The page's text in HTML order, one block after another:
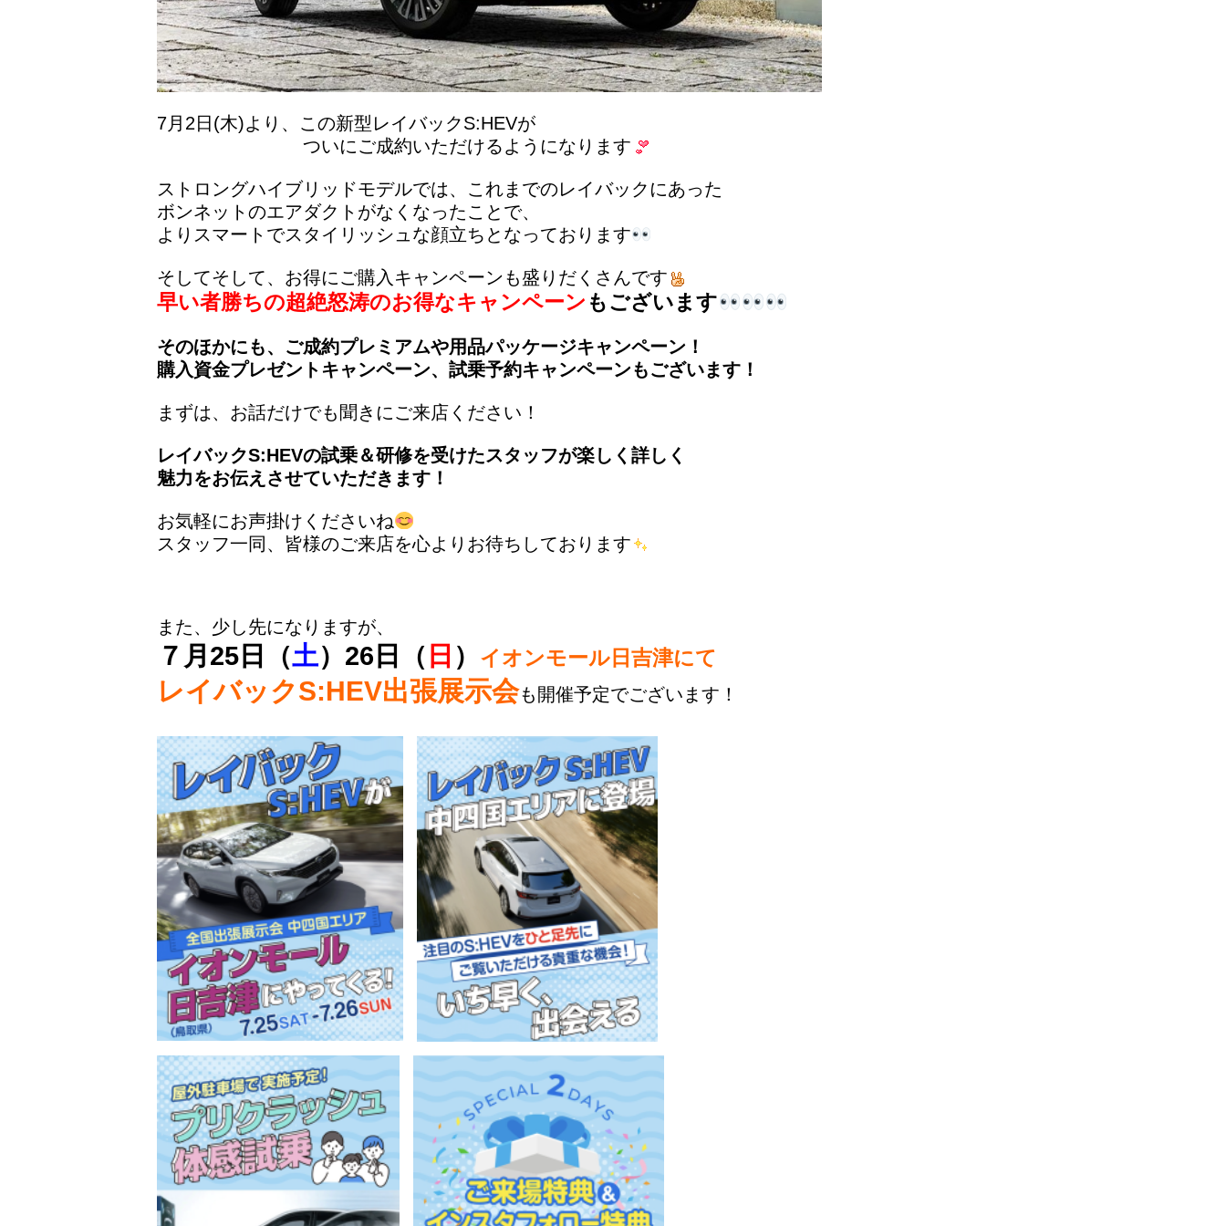
7月2日(木)より、この新型レイバックS:HEVが
ついにご成約いただけるようになります
ストロングハイブリッドモデルでは、 これまでのレイバックにあった
ボンネットのエアダクトがなくなったことで、
よりスマートでスタイリッシュな顔立ちとなっております
そしてそして、お得にご購入キャンペーンも盛りだくさんです
早い者勝ちの超絶怒涛のお得なキャンペーン もございます
そのほかにも、ご成約プレミアムや用品パッケージキャンペーン！
購入資金プレゼントキャンペーン、試乗予約キャンペーンもございます！
まずは、お話だけでも聞きにご来店ください！
レイバックS:HEVの試乗＆研修を受けたスタッフが楽しく詳しく
魅力をお伝えさせていただきます！
お気軽にお声掛けくださいね
スタッフ一同、皆様のご来店を心よりお待ちしております
また、少し先になりますが、
７月25日（土）26日（ 日 ） イオンモール日吉津にて
レイバックS:HEV出張展示会も開催予定でございます！